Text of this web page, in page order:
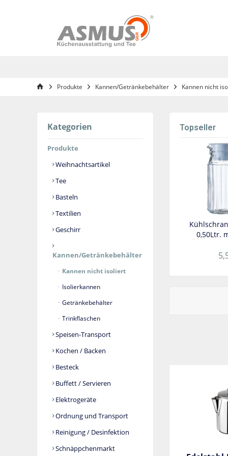
Produkte Kannen/Getränkebehälter Kannen nicht
Kategorien
Produkte
Weihnachtsartikel
Tee
Basteln
Textilien
Geschirr
Kannen/Getränkebehälter
Kannen nicht isoliert
Isolierkannen
Getränkebehälter
Trinkflaschen
Speisen-Transport
Kochen / Backen
Besteck
Buffett / Servieren
Elektrogeräte
Ordnung und Transport
Reinigung / Desinfektion
Schnäppchenmarkt
Topseller
0,50Ltr.